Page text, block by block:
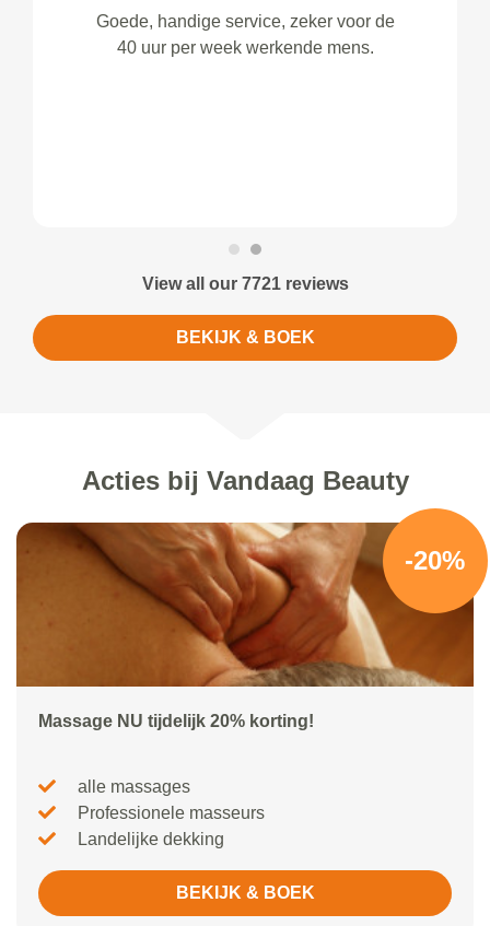
Goede, handige service, zeker voor de
40 uur per week werkende mens.
View all our 7721 reviews
BEKIJK & BOEK
Acties bij Vandaag Beauty
-20%
Massage NU tijdelijk 20% korting!
alle massages
Professionele masseurs
Landelijke dekking
BEKIJK & BOEK